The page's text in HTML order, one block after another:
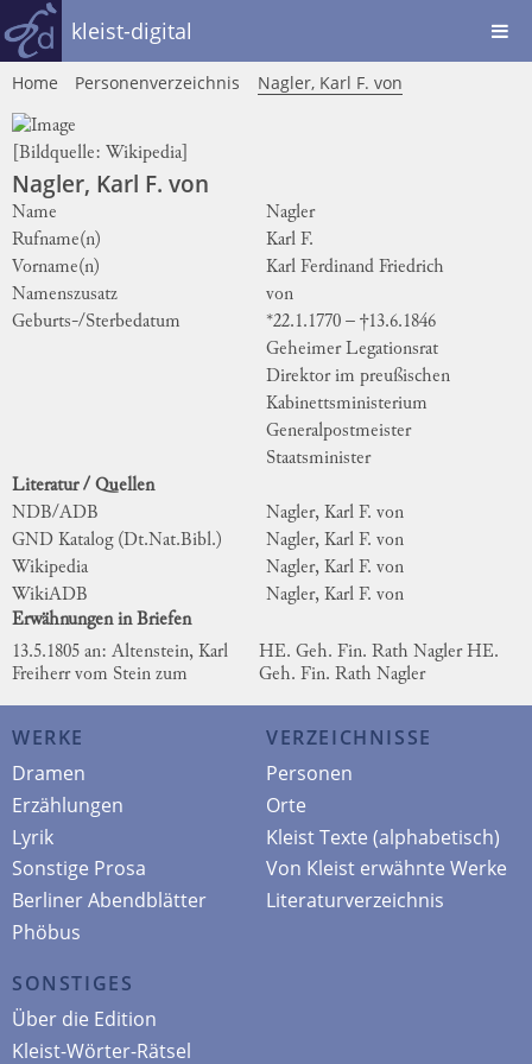
kleist-digital
Home Personenverzeichnis Nagler, Karl F. von
[Bildquelle: Wikipedia
Nagler, Karl F. von
Name
Nagler
Rufname(n)
Karl F.
Vorname(n)
Karl Ferdinand Friedrich
Namenszusatz
von
Geburts-/Sterbedatum
*22.1.1770 – †13.6.1846
Geheimer Legationsrat
Direktor im preußischen
Kabinettsministerium
Generalpostmeister
Staatsminister
Literatur / Quellen
NDB/ADB
Nagler, Karl F. von
GND Katalog (Dt.Nat.Bibl.)
Nagler, Karl F. von
Wikipedia
Nagler, Karl F. von
WikiADB
Nagler, Karl F. von
Erwähnungen in Briefen
13.5.1805 an: Altenstein, Karl
Freiherr vom Stein zum
HE. Geh. Fin. Rath Nagler HE.
Geh. Fin. Rath Nagler
WERKE
Dramen
Erzählungen
Lyrik
Sonstige Prosa
Berliner Abendblätter
Phöbus
VERZEICHNISSE
Personen
Orte
Kleist Texte (alphabetisch)
Von Kleist erwähnte Werke
Literaturverzeichnis
SONSTIGES
Über die Edition
Kleist-Wörter-Rätsel